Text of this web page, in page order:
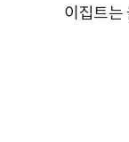
이집트는